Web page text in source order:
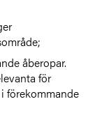
åberopar.
för
förekommande